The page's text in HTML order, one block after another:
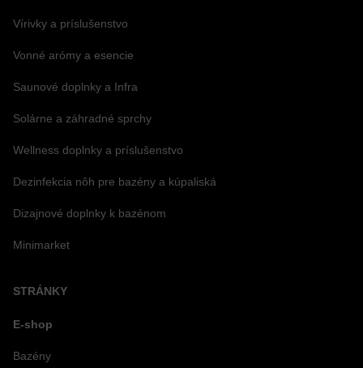
Vírivky a príslušenstvo
Vonné arómy a esencie
Saunové doplnky a Infra
Solárne a záhradné sprchy
Wellness doplnky a príslušenstvo
Dezinfekcia nôh pre bazény a kúpaliská
Dizajnové doplnky k bazénom
Minimarket
STRÁNKY
E-shop
Bazény